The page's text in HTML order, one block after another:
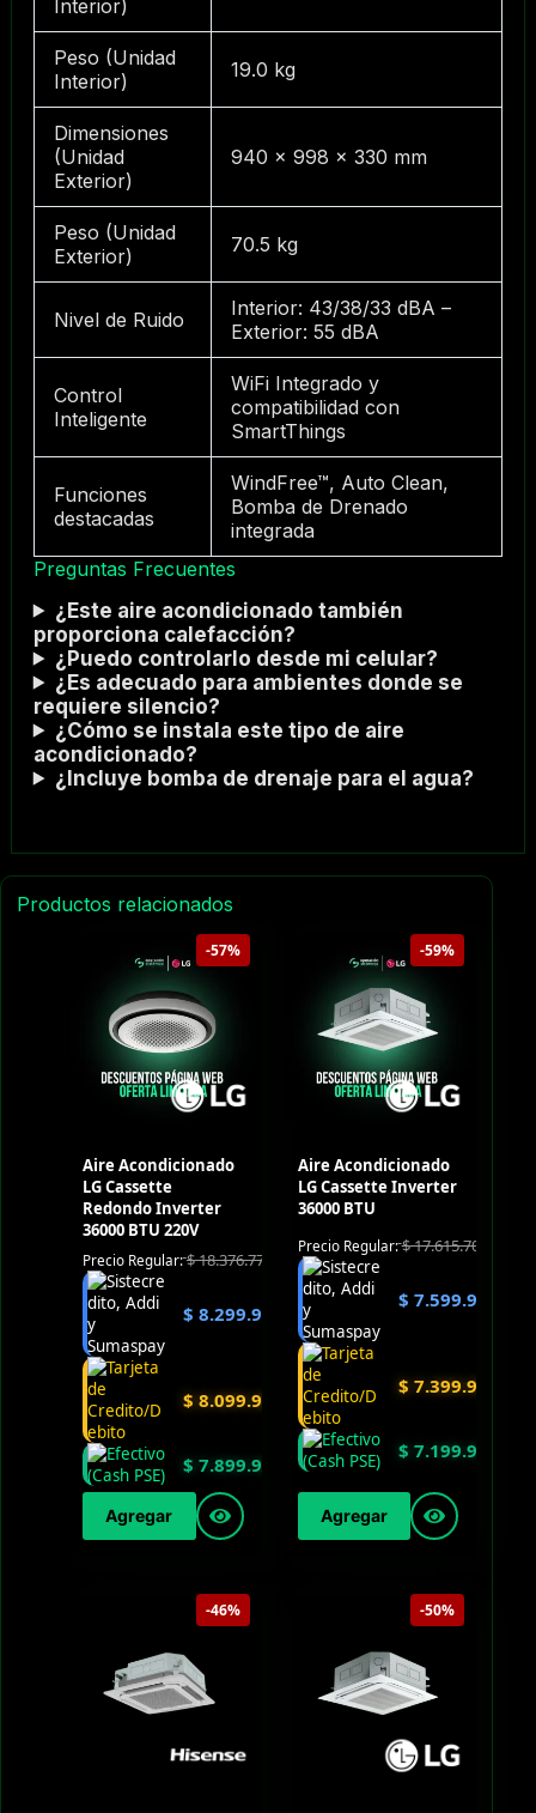
Interior)
Peso (Unidad
Interior)
19.0 kg
Dimensiones
(Unidad
Exterior)
940 × 998 × 330 mm
Peso (Unidad
Exterior)
70.5 kg
Nivel de Ruido
Interior: 43/38/33 dBA –
Exterior: 55 dBA
Control
Inteligente
WiFi Integrado y
compatibilidad con
SmartThings
Funciones
destacadas
WindFree™, Auto Clean,
Bomba de Drenado
integrada
Preguntas Frecuentes
¿Este aire acondicionado también
proporciona calefacción?
¿Puedo controlarlo desde mi celular?
¿Es adecuado para ambientes donde se
requiere silencio?
¿Cómo se instala este tipo de aire
acondicionado?
¿Incluye bomba de drenaje para el agua?
Productos relacionados
-57%
Aire Acondicionado
LG Cassette
Redondo Inverter
36000 BTU 220V
Precio Regular:$18.376.770
$ 8.299.900
$ 8.099.900
$ 7.899.900
Agregar
-59%
Aire Acondicionado
LG Cassette Inverter
36000 BTU
Precio Regular:$17.615.700
$ 7.599.900
$ 7.399.900
$ 7.199.900
Agregar
-46% -50%